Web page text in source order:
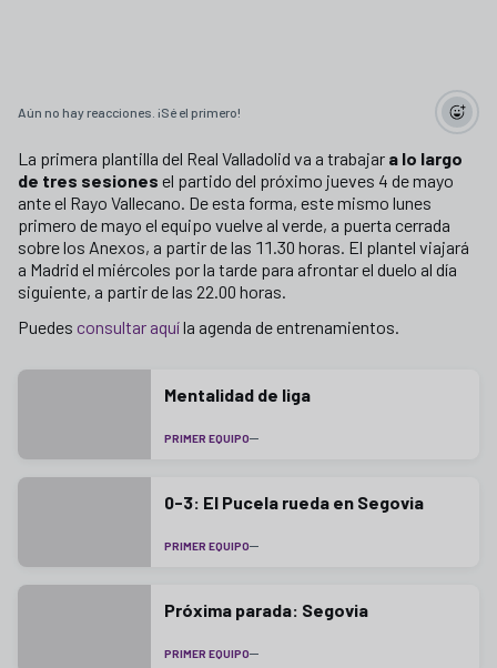
Aún no hay reacciones. ¡Sé el primero!
La primera plantilla del Real Valladolid va a trabajar a lo largo
de tres sesiones el partido del próximo jueves 4 de mayo
ante el Rayo Vallecano. De esta forma, este mismo lunes
primero de mayo el equipo vuelve al verde, a puerta cerrada
sobre los Anexos, a partir de las 11.30 horas. El plantel viajará
a Madrid el miércoles por la tarde para afrontar el duelo al día
siguiente, a partir de las 22.00 horas.
Puedes consultar aquíla agenda de entrenamientos.
Mentalidad de liga
PRIMER EQUIPO
0-3: El Pucela rueda en Segovia
PRIMER EQUIPO
Próxima parada: Segovia
PRIMER EQUIPO